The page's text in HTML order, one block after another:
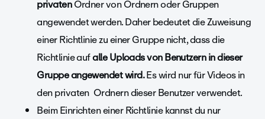
privatenOrdner von Ordnern oder Gruppen
angewendet werden. Daher bedeutet die Zuweisung
einer Richtlinie zu einer Gruppe nicht, dass die
Richtlinie aufalle Uploads von Benutzern in dieser
Gruppe angewendet wird.Es wird nur für Videos in
den privaten Ordnern dieser Benutzer verwendet.
Beim Einrichten einer Richtlinie kannst du nur